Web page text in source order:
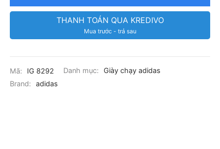
THANH TOÁN QUA KREDIVO
Mua trước - trả sau
Mã: IG 8292 Danh mục:
Giày chạy adidas
Brand:
adidas